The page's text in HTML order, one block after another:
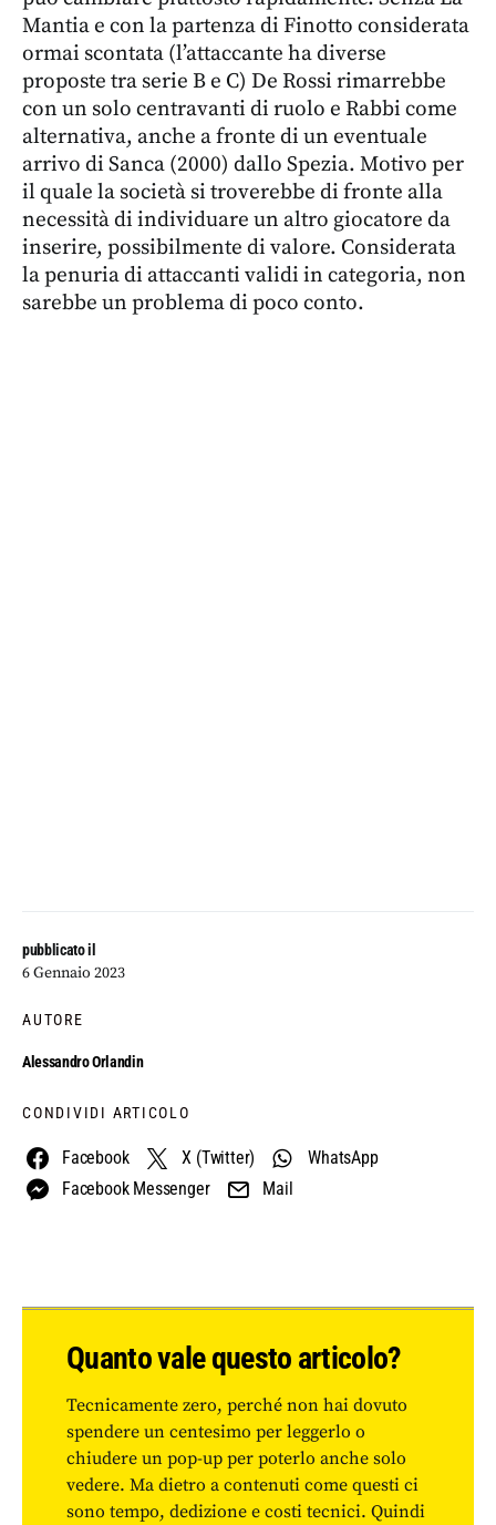
pubblicato il
6 Gennaio 2023
AUTORE
Alessandro Orlandin
CONDIVIDI ARTICOLO
Facebook X (Twitter)
WhatsApp
Facebook Messenger
Mail
Mantia e con la partenza di Finotto considerata
ormai scontata (l’attaccante ha diverse
proposte tra serie B e C) De Rossi rimarrebbe
con un solo centravanti di ruolo e Rabbi come
alternativa, anche a fronte di un eventuale
arrivo di Sanca (2000) dallo Spezia. Motivo per
il quale la società si troverebbe di fronte alla
necessità di individuare un altro giocatore da
inserire, possibilmente di valore. Considerata
la penuria di attaccanti validi in categoria, non
sarebbe un problema di poco conto.
Quanto vale questo articolo?
Tecnicamente zero, perché non hai dovuto
spendere un centesimo per leggerlo o
chiudere un pop-up per poterlo anche solo
vedere. Ma dietro a contenuti come questi ci
sono tempo, dedizione e costi tecnici. Quindi